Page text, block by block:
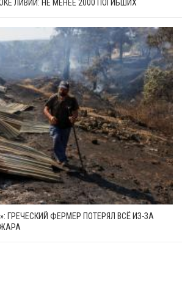
ЛИВИИ: НЕ МЕНЕЕ 2000 ПОГИБШИХ
ГРЕЧЕСКИЙ ФЕРМЕР ПОТЕРЯЛ ВСЁ ИЗ-ЗА